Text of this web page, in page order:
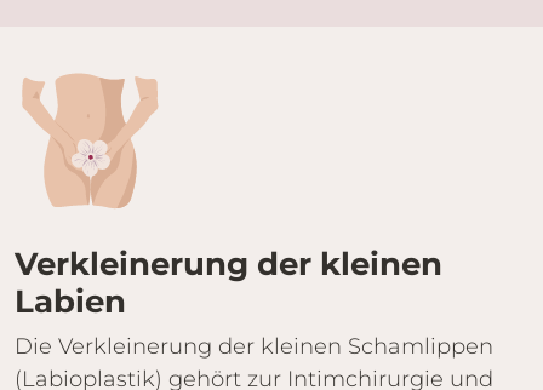
Verkleine­rung der kleinen
Labien
Die Verkleinerung der kleinen Schamlippen
(Labioplastik) gehört zur Intimchirurgie und